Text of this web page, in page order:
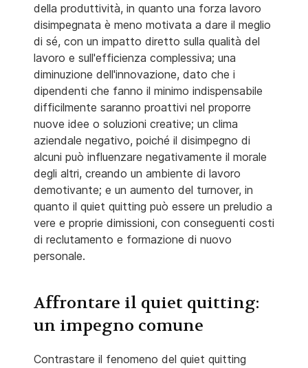
della produttività, in quanto una forza lavoro
disimpegnata è meno motivata a dare il meglio
di sé, con un impatto diretto sulla qualità del
lavoro e sull'efficienza complessiva; una
diminuzione dell'innovazione, dato che i
dipendenti che fanno il minimo indispensabile
difficilmente saranno proattivi nel proporre
nuove idee o soluzioni creative; un clima
aziendale negativo, poiché il disimpegno di
alcuni può influenzare negativamente il morale
degli altri, creando un ambiente di lavoro
demotivante; e un aumento del turnover, in
quanto il quiet quitting può essere un preludio a
vere e proprie dimissioni, con conseguenti costi
di reclutamento e formazione di nuovo
personale.
Affrontare il quiet quitting:
un impegno comune
Contrastare il fenomeno del quiet quitting